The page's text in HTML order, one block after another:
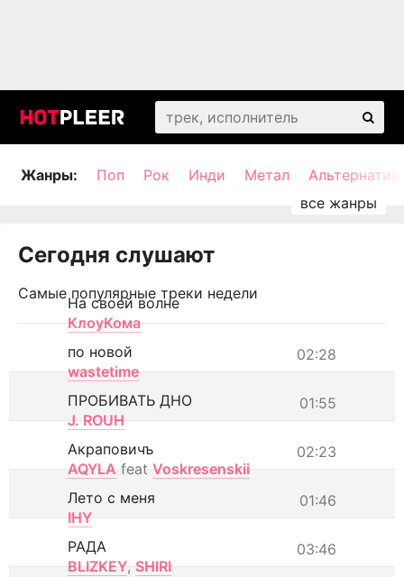
Жанры: Поп Рок Инди Метал
Сегодня слушают
Самые популярные треки недели
На своей волне
КлоуКома
02:28
по новой
wastetime
01:55
ПРОБИВАТЬ ДНО
J. ROUH
02:23
Акраповичъ
AQYLA feat Voskresenskii
01:46
Лето с меня
IHY
03:46
РАДА
BLIZKEY, SHIRI